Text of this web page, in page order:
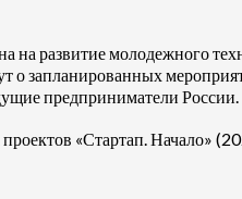
развитие молодежного
запланированных
предприниматели России.
«Стартап. Начало»